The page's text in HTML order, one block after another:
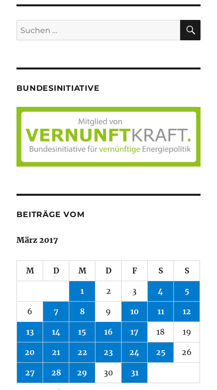
Suche
nach:
BUNDESINITIATIVE
BEITRÄGE VOM
März 2017
M D M D F S S
1 2 3 4 5
6 7 8 9 10 11 12
13 14 15 16 17 18 19
20 21 22 23 24 25 26
27 28 29 30 31